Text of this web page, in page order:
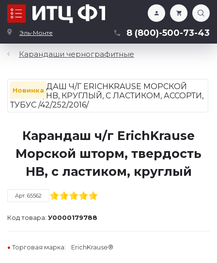
Эль-Монте 8 (800)-500-73-43
Каталог
Карандаши чернографитные
Новинка
Карандаш ч/г ErichKrause
Морской шторм, твердость
HB, с ластиком, круглый
Арт. 65562
Код товара: У0000179788
Торговая марка: ErichKrause®